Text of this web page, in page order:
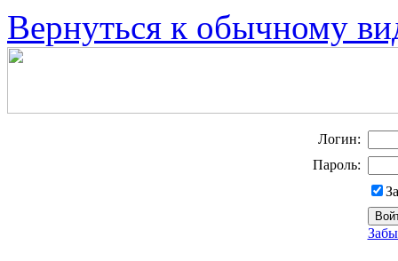
Вернуться к обычному
Логин:
Пароль: